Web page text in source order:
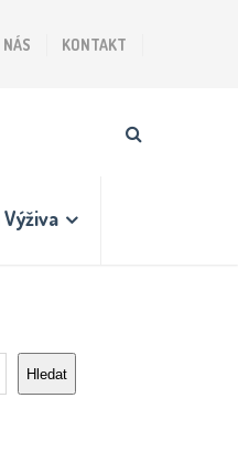
NÁS KONTAKT
Hledat